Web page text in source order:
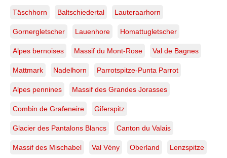
Täschhorn Baltschiedertal Lauteraarhorn
Gornergletscher Lauenhore Homattugletscher
Alpes bernoises Massif du Mont-Rose Val de Bagnes
Mattmark Nadelhorn Parrotspitze-Punta Parrot
Alpes pennines Massif des Grandes Jorasses
Combin de Grafeneire Giferspitz
Glacier des Pantalons Blancs Canton du Valais
Massif des Mischabel Val Vény Oberland Lenzspitze